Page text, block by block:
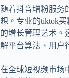
随着抖音增粉服务
想。专业的tiktok
的增长管理艺术。
解平台算法、用户
在全球短视频市场